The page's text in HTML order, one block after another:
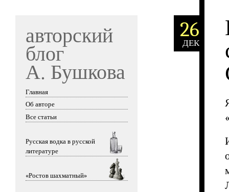
авторский
блог
А. Бушкова
Skip to content
Главная
Об авторе
Все статьи
Русская водка в русской
литературе
«Ростов шахматный»
26
ДЕК